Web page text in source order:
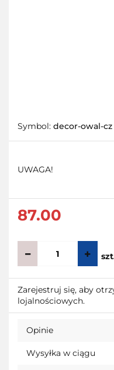
Symbol: decor-owal-cz
UWAGA!
87.00
Zarejestruj się, aby
lojalnościowych.
Opinie
Wysyłka w ciągu